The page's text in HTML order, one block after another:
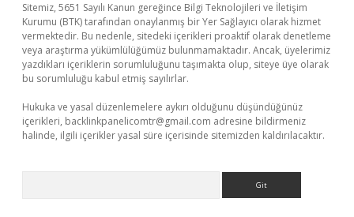
Sitemiz, 5651 Sayılı Kanun gereğince Bilgi Teknolojileri ve İletişim
Kurumu (BTK) tarafından onaylanmış bir Yer Sağlayıcı olarak hizmet
vermektedir. Bu nedenle, sitedeki içerikleri proaktif olarak denetleme
veya araştırma yükümlülüğümüz bulunmamaktadır. Ancak, üyelerimiz
yazdıkları içeriklerin sorumluluğunu taşımakta olup, siteye üye olarak
bu sorumluluğu kabul etmiş sayılırlar.
Hukuka ve yasal düzenlemelere aykırı olduğunu düşündüğünüz
içerikleri, backlinkpanelicomtr@gmail.com adresine bildirmeniz
halinde, ilgili içerikler yasal süre içerisinde sitemizden kaldırılacaktır.